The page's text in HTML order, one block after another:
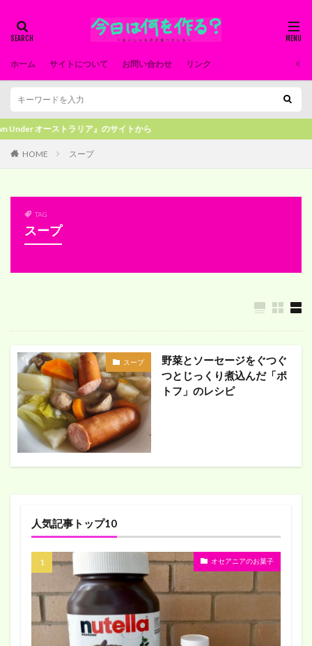
ホーム サイトについて お問い合わせ リンク
ストラリア』のサイトから
HOME スープ
TAG
スープ
スープ
野菜とソーセージをぐつぐ
つとじっくり煮込んだ「ポ
トフ」のレシピ
人気記事トップ10
オセアニアのお菓子